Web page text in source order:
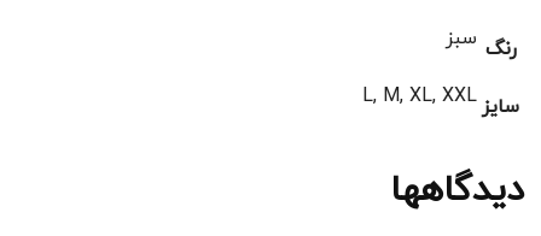
رنگ سبز
سایز L, M, XL, XXL
دیدگاهها